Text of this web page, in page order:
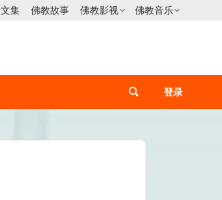
集 佛教故事 佛教影视 佛教音乐
登录